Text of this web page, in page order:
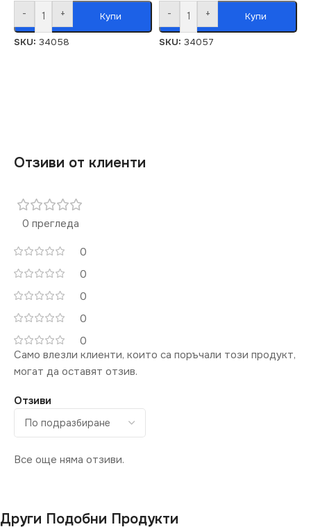
- + Купи
SKU: 34058
- + Купи
SKU: 34057
Отзиви от клиенти
0 прегледа
0
0
0
0
0
Отзиви
Все още няма отзиви.
Само влезли клиенти, които са поръчали този продукт,
могат да оставят отзив.
Други Подобни Продукти